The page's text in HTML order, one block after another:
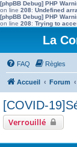
[phpBB Debug] PHP
on line 208: Undefined
[phpBB Debug] PHP
on line 208: Trying to
La
FAQ Règles
Accueil Forum
[COVID-
Verrouillé